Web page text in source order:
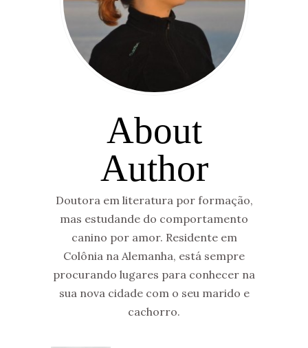
About
Author
Doutora em literatura por formação,
mas estudande do comportamento
canino por amor. Residente em
Colônia na Alemanha, está sempre
procurando lugares para conhecer na
sua nova cidade com o seu marido e
cachorro.